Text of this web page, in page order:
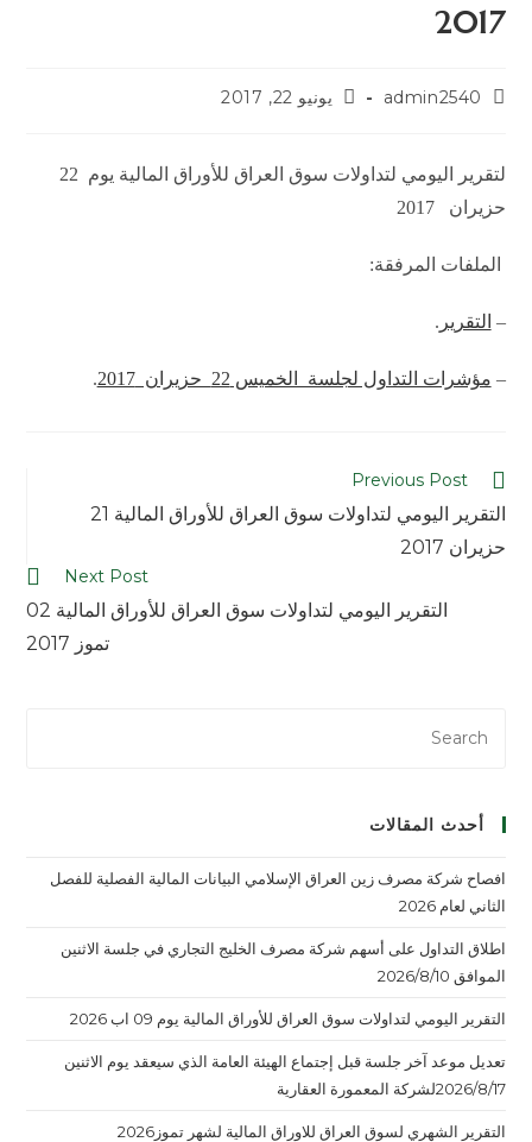
2017
admin2540 يونيو 22, 2017
حزيران 2017
الملفات المرفقة:
– التقرير .
– مؤشرات التداول لجلسة الخميس 22 حزيران 2017 .
Previous Post
التقرير اليومي لتداولات سوق العراق للأوراق المالية 21
حزيران 2017
Next Post
التقرير اليومي لتداولات سوق العراق للأوراق المالية 02
تموز 2017
أحدث المقالات
افصاح شركة مصرف زين العراق الإسلامي البيانات المالية الفصلية للفصل
الثاني لعام 2026
اطلاق التداول على أسهم شركة مصرف الخليج التجاري في جلسة الاثنين
الموافق 2026/8/10
التقرير اليومي لتداولات سوق العراق للأوراق المالية يوم 09 اب 2026
تعديل موعد آخر جلسة قبل إجتماع الهيئة العامة الذي سيعقد يوم الاثنين
2026/8/17لشركة المعمورة العقارية
التقرير الشهري لسوق العراق للاوراق المالية لشهر تموز2026